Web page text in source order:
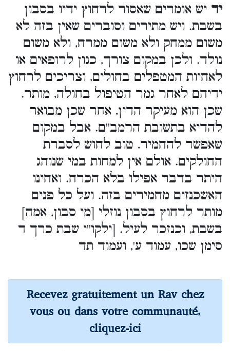
יד יש אומרים שאסור לרחוץ ידיו בסבון
בשבת. ויש מתירים וסוברים שאין בזה לא
משום ממחק ולא משום ממרח, ולא משום
נולד. ולכן במקום צורך, כגון לרופאים או
לאחיות המטפלים בחולים, וצריכים לרחוץ
ידיהם לאחר גמר הטיפול בחולה, מותר.
שכן הוא מעיקר הדין, אחר שכן מבואר
להדיא בתשובת הרמב''ם. אבל במקום
שאפשר להחמיר, טוב לחוש לסברת
החולקים. אולם אין למחות במי שנוהג
היתר בדבר אפילו בלא הכרח. ואחינו
האשכנזים מחמירים בזה. ועל כל פנים
מותר לרחוץ בסבון נוזלי [מי סבון, אמה]
בשבת, וכנזכר לעיל. [ילקו''י שבת כרך ד
סימן שכו, עמוד ע', ועמוד תד
Recevez gratuitement un Rav chez
vous ou dans votre communauté,
cliquez-ici